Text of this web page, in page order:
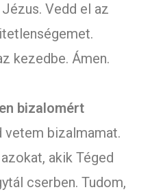
Vedd el az
kezedbe. Ámen.
bizalomért
vetem bizalmamat.
akik Téged
cserben. Tudom,